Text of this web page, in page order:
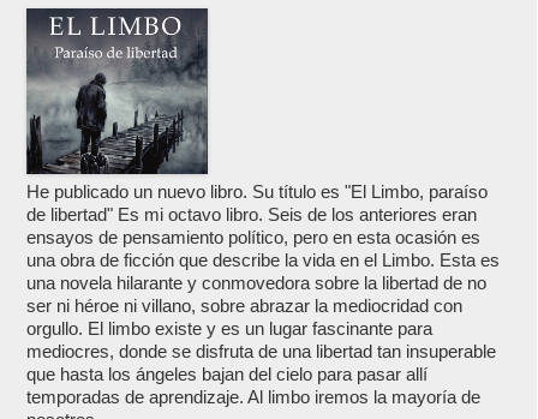
He publicado un nuevo libro. Su título es "El Limbo, paraíso
de libertad" Es mi octavo libro. Seis de los anteriores eran
ensayos de pensamiento político, pero en esta ocasión es
una obra de ficción que describe la vida en el Limbo. Esta es
una novela hilarante y conmovedora sobre la libertad de no
ser ni héroe ni villano, sobre abrazar la mediocridad con
orgullo. El limbo existe y es un lugar fascinante para
mediocres, donde se disfruta de una libertad tan insuperable
que hasta los ángeles bajan del cielo para pasar allí
temporadas de aprendizaje. Al limbo iremos la mayoría de